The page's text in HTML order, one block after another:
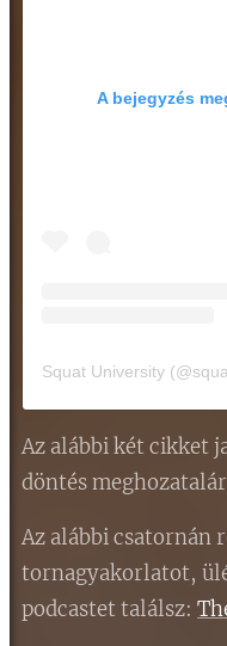
A bejegyzés
Az alábbi két cikket
döntés
Az alábbi csatornán
tornagyakorlatot,
podcastet találsz: